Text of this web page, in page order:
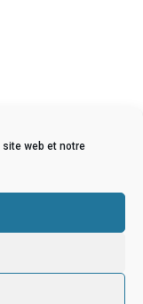
web et notre